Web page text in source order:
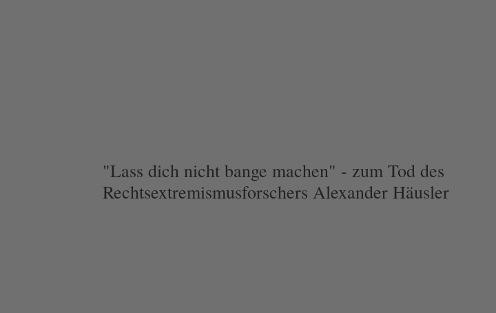
"Lass dich nicht bange machen" - zum Tod des
Rechtsextremismusforschers Alexander Häusler